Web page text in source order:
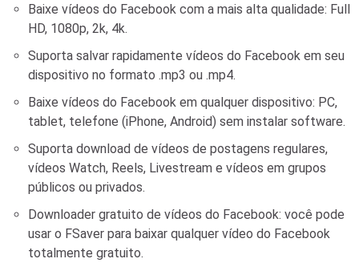
Baixe vídeos do Facebook com a mais alta qualidade: Full
HD, 1080p, 2k, 4k.
Suporta salvar rapidamente vídeos do Facebook em seu
dispositivo no formato .mp3 ou .mp4.
Baixe vídeos do Facebook em qualquer dispositivo: PC,
tablet, telefone (iPhone, Android) sem instalar software.
Suporta download de vídeos de postagens regulares,
vídeos Watch, Reels, Livestream e vídeos em grupos
públicos ou privados.
Downloader gratuito de vídeos do Facebook: você pode
usar o FSaver para baixar qualquer vídeo do Facebook
totalmente gratuito.